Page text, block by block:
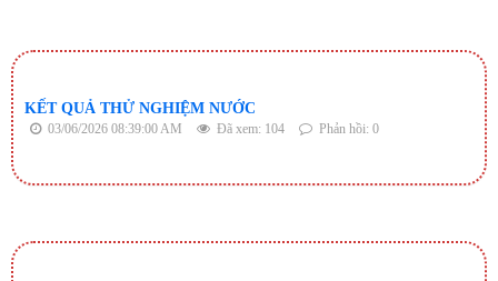
KẾT QUẢ THỬ NGHIỆM NƯỚC
03/06/2026 08:39:00 AM Đã xem: 104 Phản hồi: 0